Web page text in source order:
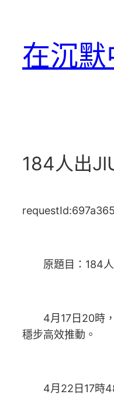
在沉
184人出
原題目：184人
4月17日20時，
穩步高效推動。
4月22日17時48